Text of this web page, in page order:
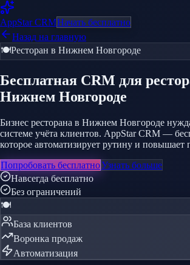
AppStarCRMНачать бесплатно
Назад на главную
🍽️Ресторан в Нижнем Новгороде
Бесплатная CRM для
Нижнем Новгороде
Бизнес ресторана в Нижнем Новгороде
системе учёта клиентов. AppStar CRM —
которое автоматизирует рутину и повышает
Попробовать бесплатноУзнать больше
Навсегда бесплатно
Без ограничений
🍽️
База клиентов
Воронка продаж
Автоматизация